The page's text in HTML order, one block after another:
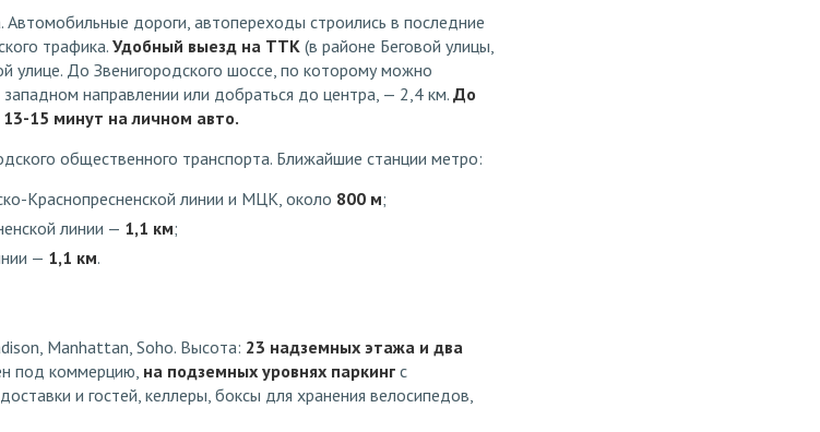
Автомобильные дороги, автопереходы строились в последние
трафика.Удобный выезд на ТТК (в районе Беговой улицы,
улице. До Звенигородского шоссе, по которому можно
направлении или добраться до центра, — 2,4 км. До
15 минут на личном авто.
общественного транспорта. Ближайшие станции метро:
Краснопресненской линии и МЦК, около 800 м;
линии — 1,1 км;
— 1,1 км.
Manhattan, Soho. Высота: 23 надземных этажа и два
под коммерцию, на подземных уровнях паркинг с
и гостей, келлеры, боксы для хранения велосипедов,